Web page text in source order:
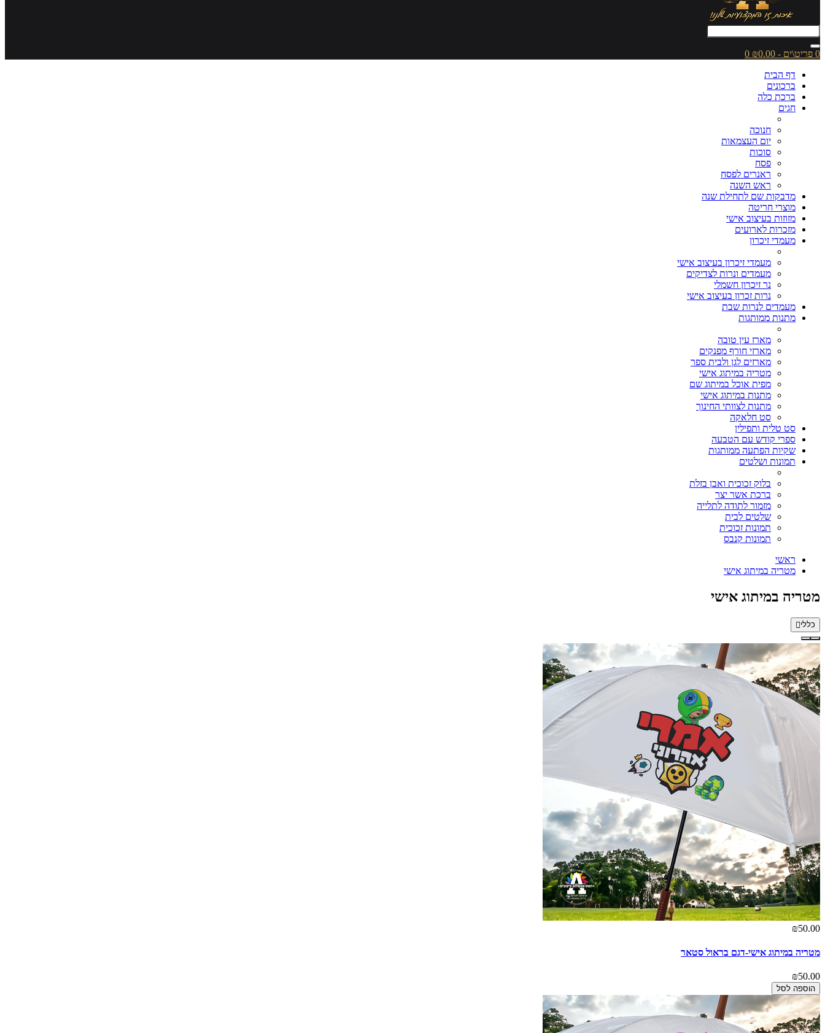
0 פריט\ים - ₪0.00
0
דף הבית
ברכונים
ברכת כלה
חגים
חנוכה
יום העצמאות
סוכות
פסח
ראנרים לפסח
ראש השנה
מדבקות שם לתחילת שנה
מוצרי חריטה
מזוזות בעיצוב אישי
מזכרות לארועים
מעמדי זיכרון
מעמדי זיכרון בעיצוב אישי
מעמדים ונרות לצדיקים
נר זיכרון חשמלי
נרות זכרון בעיצוב אישי
מעמדים לנרות שבת
מתנות ממותגות
מארז עין טובה
מארזי חורף מפנקים
מארזים לגן ולבית ספר
מטריה במיתוג אישי
מפית אוכל במיתוג שם
מתנות במיתוג אישי
מתנות לצוותי החינוך
סט חלאקה
סט טלית ותפילין
ספרי קודש עם הטבעה
שקיות הפתעה ממותגות
תמונות ושלטים
בלוק זכוכית ואבן בזלת
ברכת אשר יצר
מזמור לתודה לתלייה
שלטים לבית
תמונות זכוכית
תמונות קנבס
ראשי
מטריה במיתוג אישי
מטריה במיתוג אישי
כללי
₪50.00
מטריה במיתוג אישי-דגם בראול סטאר
₪50.00
הוספה לסל